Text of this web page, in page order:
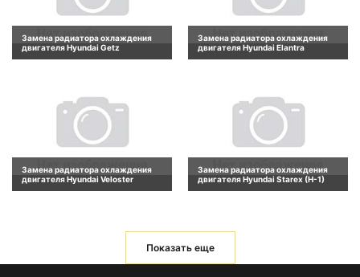
Замена радиатора охлаждения
двигателя Hyundai Getz
Замена радиатора охлаждения
двигателя Hyundai Elantra
Замена радиатора охлаждения
двигателя Hyundai Veloster
Замена радиатора охлаждения
двигателя Hyundai Starex (H-1)
Показать еще